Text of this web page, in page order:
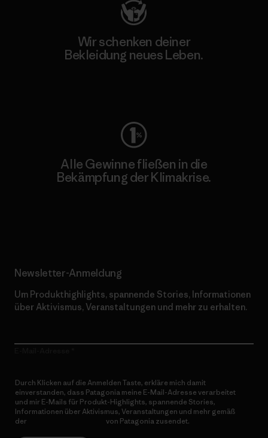
Wir schenken deiner
Bekleidung neues Leben.
Alle Gewinne fließen in die
Bekämpfung der Klimakrise.
Newsletter-Anmeldung
Um Produkthighlights, spannende Stories, Informationen
über Aktivismus, Veranstaltungen und mehr zu erhalten.
Durch Klicken auf die Anmelden Taste, erkläre mich damit
einverstanden, dass Patagonia meine E-Mail-Adresse verarbeitet
und mir E-Mails für Produkt-Highlights, spannende Stories,
Informationen über Aktivismus, Veranstaltungen und mehr gemäß
der
von Patagonia zusendet.